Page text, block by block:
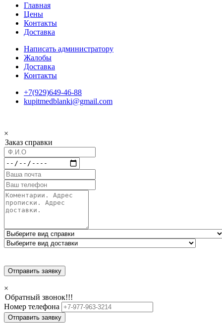
Главная
Цены
Контакты
Доставка
Написать администратору
Жалобы
Доставка
Контакты
+7(929)649-46-88
kupitmedblanki@gmail.com
×
Заказ справки
Отправить заявку
×
Обратный звонок!!!
Номер телефона
Отправить заявку